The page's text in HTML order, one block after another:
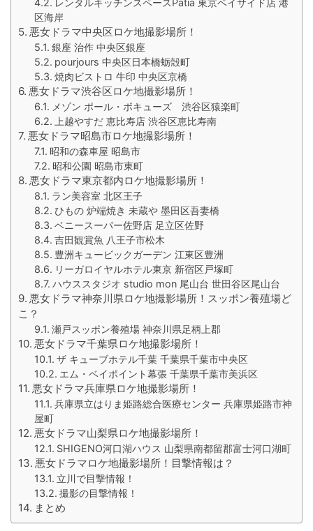
レンタルキッチンスペースPatia 東京ベイサイド店 港
区海岸
悪女ドラマ中央区ロケ地撮影場所！
銀座 治作 中央区銀座
pourjours 中央区日本橋蛎殻町
焼肉ビストロ 牛印 中央区京橋
悪女ドラマ渋谷区ロケ地撮影場所！
メゾン ポール・ボキューズ 渋谷区猿楽町
上越やすだ 恵比寿店 渋谷区恵比寿南
悪女ドラマ昭島市ロケ地撮影場所！
昭和の森車屋 昭島市
昭和公園 昭島市東町
悪女ドラマ東京都内ロケ地撮影場所！
ラン美容室 北区王子
ひもの 炉端焼き 未蔵や 墨田区吾妻橋
ベニースーパー佐野店 足立区佐野
吉田観賞魚 八王子市松木
豊洲キュービックガーデン 江東区豊洲
リーガロイヤルホテル東京 新宿区戸塚町
ハウススタジオ studio mon 尾山台 世田谷区尾山台
悪女ドラマ神奈川県ロケ地撮影場所！スッポン養殖場ど
こ？
瀬戸スッポン養殖場 神奈川県足柄上郡
悪女ドラマ千葉県ロケ地撮影場所！
ザ キューブホテル千葉 千葉県千葉市中央区
エム・ベイポイント幕張 千葉県千葉市美浜区
悪女ドラマ兵庫県ロケ地撮影場所！
兵庫県立はりま姫路総合医療センター 兵庫県姫路市神
屋町
悪女ドラマ山梨県ロケ地撮影場所！
SHIGENO河口湖ハウス 山梨県南都留郡富士河口湖町
悪女ドラマロケ地撮影場所！目撃情報は？
立川で目撃情報！
撮影の目撃情報！
まとめ